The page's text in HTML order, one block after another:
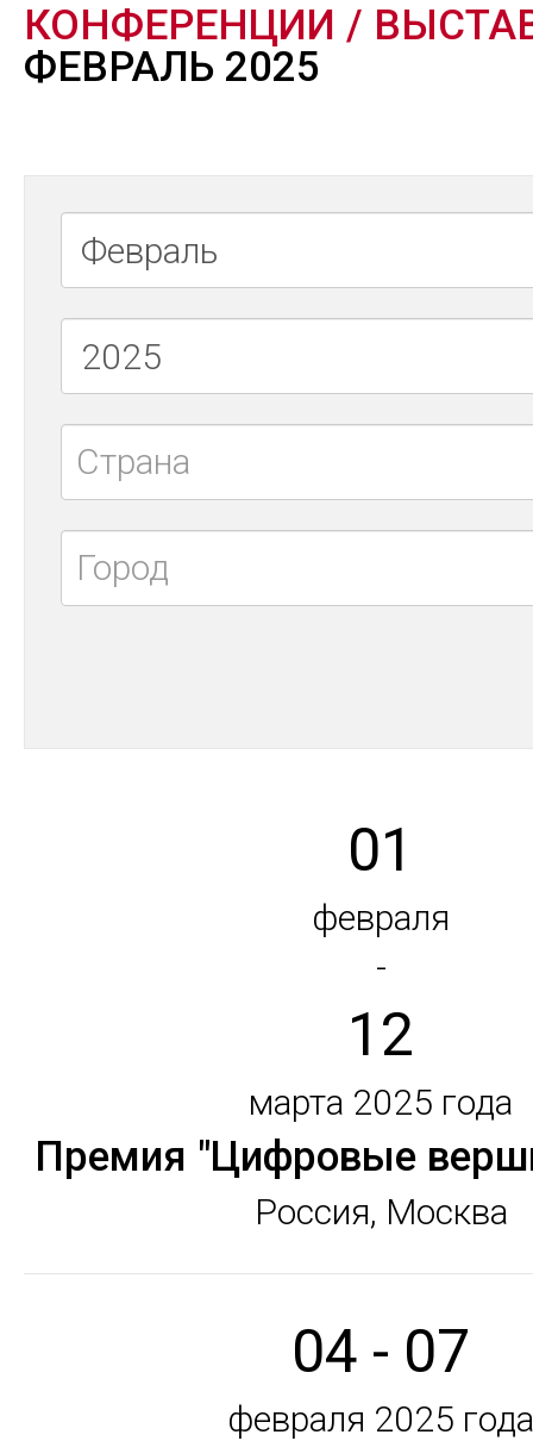
КОНФЕРЕНЦИИ /
ФЕВРАЛЬ 2025
01
февраля
-
12
марта 2025 года
Премия "Цифровые
Россия, Москва
04 - 07
февраля 2025 года